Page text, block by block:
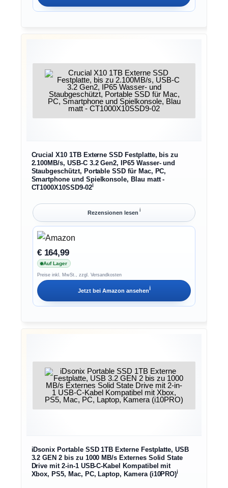
Crucial X10 1TB Externe SSD Festplatte, bis zu
2.100MB/s, USB-C 3.2 Gen2, IP65 Wasser- und
Staubgeschützt, Portable SSD für Mac, PC,
Smartphone und Spielkonsole, Blau matt -
CT1000X10SSD9-02ℹ︎
Rezensionen lesen ℹ︎
€ 164,99
Auf Lager
Preise inkl. MwSt., zzgl. Versandkosten
Jetzt bei Amazon ansehenℹ︎
iDsonix Portable SSD 1TB Externe Festplatte, USB
3.2 GEN 2 bis zu 1000 MB/s Externes Solid State
Drive mit 2-in-1 USB-C-Kabel Kompatibel mit
Xbox, PS5, Mac, PC, Laptop, Kamera (i10PRO)ℹ︎